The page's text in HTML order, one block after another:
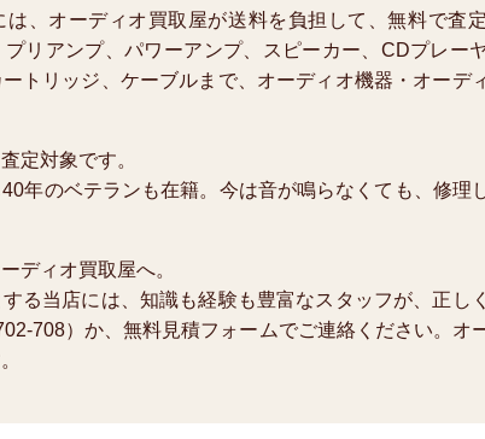
、オーディオ買取屋が送料を負担して、無料で査
リアンプ、パワーアンプ、スピーカー、CDプレー
トリッジ、ケーブルまで、オーディオ機器・オーデ
定対象です。
年のベテランも在籍。今は音が鳴らなくても、修理
ディオ買取屋へ。
る当店には、知識も経験も豊富なスタッフが、正し
708）か、無料見積フォームでご連絡ください。オ